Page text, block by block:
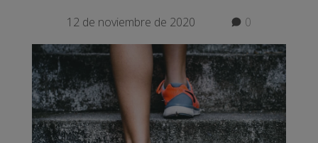
12 de noviembre de 2020 0